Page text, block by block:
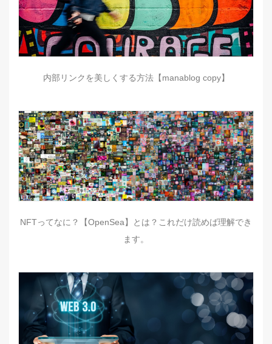
内部リンクを美しくする方法【manablog copy】
NFTってなに？【OpenSea】とは？これだけ読めば理解でき
ます。